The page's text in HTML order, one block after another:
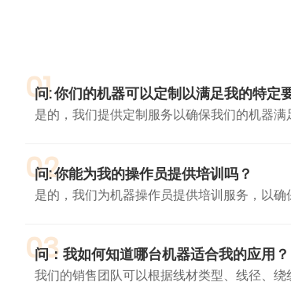
01
问: 你们的机器可以定制以满足我的特定
是的，我们提供定制服务以确保我们的机器满
02
问: 你能为我的操作员提供培训吗？
是的，我们为机器操作员提供培训服务，以
03
问：我如何知道哪台机器适合我的应用？
我们的销售团队可以根据线材类型、线径、